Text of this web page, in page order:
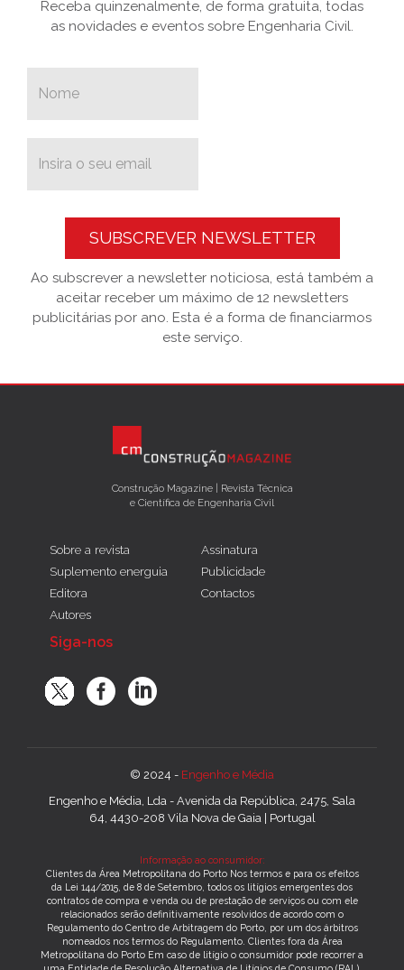
Receba quinzenalmente, de forma gratuita, todas
as novidades e eventos sobre Engenharia Civil.
SUBSCREVER NEWSLETTER
Ao subscrever a newsletter noticiosa, está também a
aceitar receber um máximo de 12 newsletters
publicitárias por ano. Esta é a forma de financiarmos
este serviço.
Construção Magazine | Revista Técnica
e Científica de Engenharia Civil
Sobre a revista
Suplemento energuia
Editora
Autores
Assinatura
Publicidade
Contactos
Siga-nos
© 2024 - Engenho e Média
Engenho e Média, Lda - Avenida da República, 2475, Sala
64, 4430-208 Vila Nova de Gaia | Portugal
Informação ao consumidor:
Clientes da Área Metropolitana do Porto Nos termos e para os efeitos
da Lei 144/2015, de 8 de Setembro, todos os litígios emergentes dos
contratos de compra e venda ou de prestação de serviços ou com ele
relacionados serão definitivamente resolvidos de acordo com o
Regulamento do Centro de Arbitragem do Porto, por um dos árbitros
nomeados nos termos do Regulamento. Clientes fora da Área
Metropolitana do Porto Em caso de litígio o consumidor pode recorrer a